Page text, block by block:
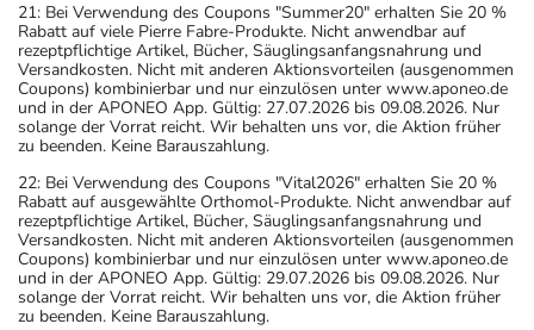
21: Bei Verwendung des Coupons "Summer20" erhalten Sie 20 %
Rabatt auf viele Pierre Fabre-Produkte. Nicht anwendbar auf
rezeptpflichtige Artikel, Bücher, Säuglingsanfangsnahrung und
Versandkosten. Nicht mit anderen Aktionsvorteilen (ausgenommen
Coupons) kombinierbar und nur einzulösen unter www.aponeo.de
und in der APONEO App. Gültig: 27.07.2026 bis 09.08.2026. Nur
solange der Vorrat reicht. Wir behalten uns vor, die Aktion früher
zu beenden. Keine Barauszahlung.
22: Bei Verwendung des Coupons "Vital2026" erhalten Sie 20 %
Rabatt auf ausgewählte Orthomol-Produkte. Nicht anwendbar auf
rezeptpflichtige Artikel, Bücher, Säuglingsanfangsnahrung und
Versandkosten. Nicht mit anderen Aktionsvorteilen (ausgenommen
Coupons) kombinierbar und nur einzulösen unter www.aponeo.de
und in der APONEO App. Gültig: 29.07.2026 bis 09.08.2026. Nur
solange der Vorrat reicht. Wir behalten uns vor, die Aktion früher
zu beenden. Keine Barauszahlung.